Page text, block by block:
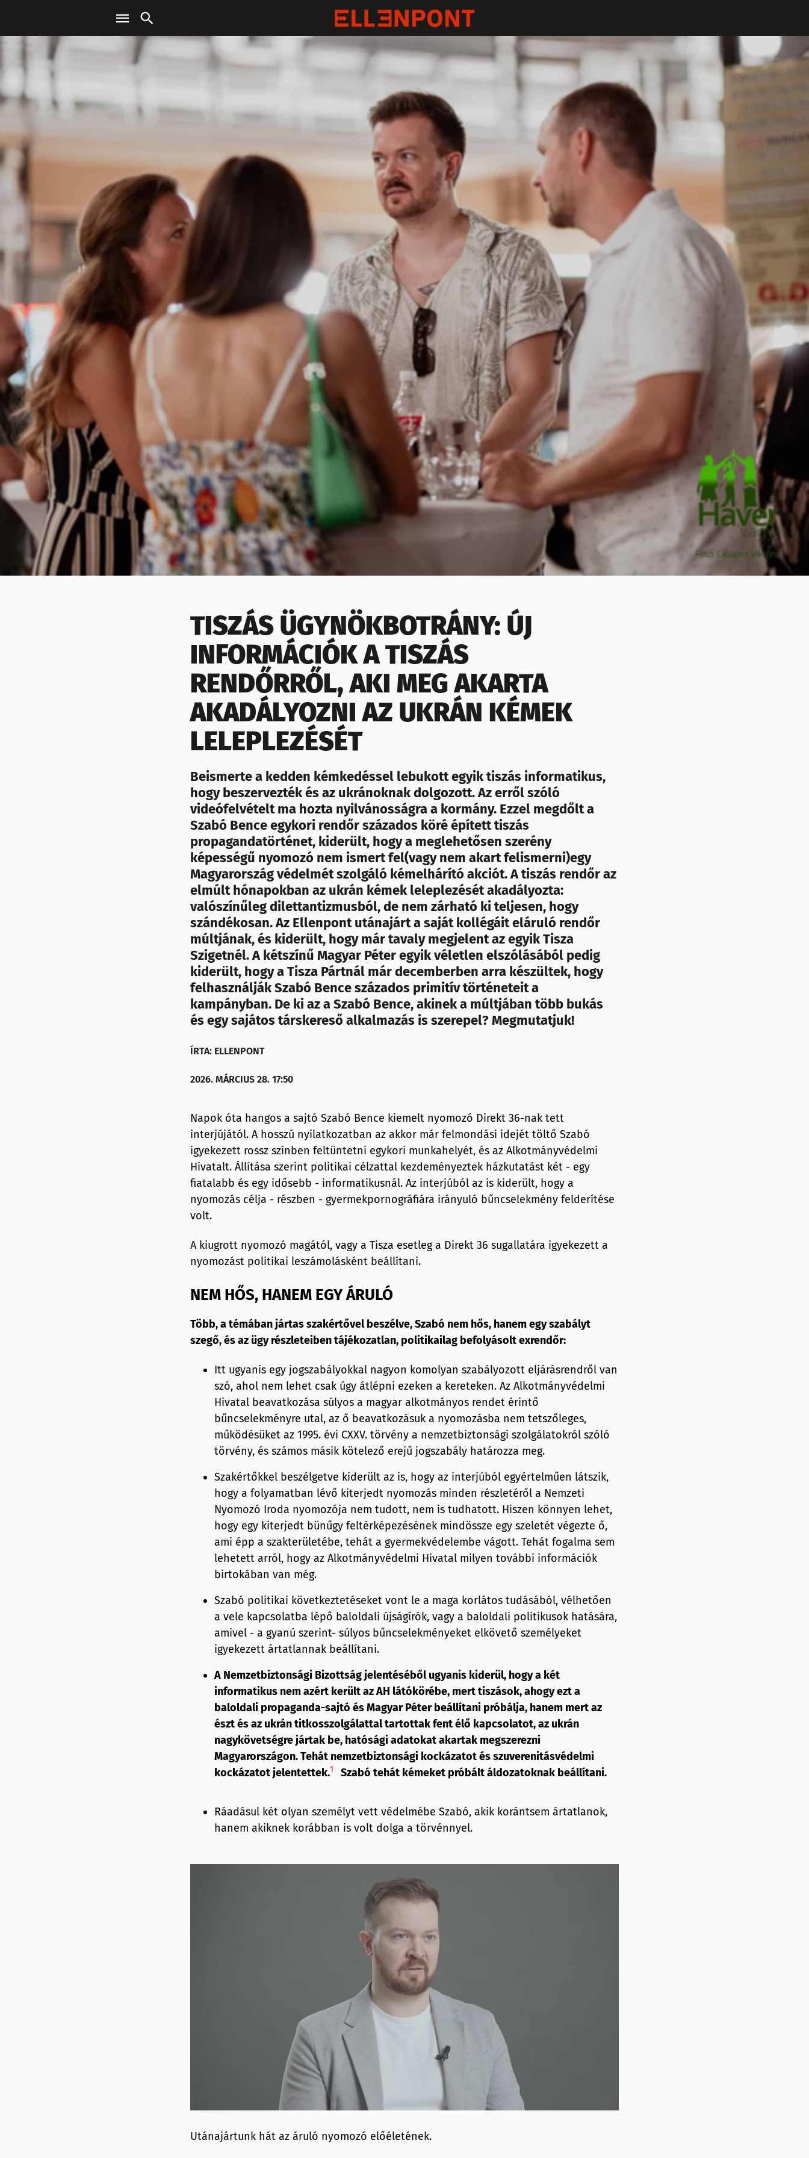
TISZÁS ÜGYNÖKBOTRÁNY: ÚJ
INFORMÁCIÓK A TISZÁS
RENDŐRRŐL, AKI MEG AKARTA
AKADÁLYOZNI AZ UKRÁN KÉMEK
LELEPLEZÉSÉT
Beismerte a kedden kémkedéssel lebukott egyik tiszás informatikus,
hogy beszervezték és az ukránoknak dolgozott. Az erről szóló
videófelvételt ma hozta nyilvánosságra a kormány. Ezzel megdőlt a
Szabó Bence egykori rendőr százados köré épített tiszás
propagandatörténet, kiderült, hogy a meglehetősen szerény
képességű nyomozó nem ismert fel(vagy nem akart felismerni)egy
Magyarország védelmét szolgáló kémelhárító akciót. A tiszás rendőr az
elmúlt hónapokban az ukrán kémek leleplezését akadályozta:
valószínűleg dilettantizmusból, de nem zárható ki teljesen, hogy
szándékosan. Az Ellenpont utánajárt a saját kollégáit eláruló rendőr
múltjának, és kiderült, hogy már tavaly megjelent az egyik Tisza
Szigetnél. A kétszínű Magyar Péter egyik véletlen elszólásából pedig
kiderült, hogy a Tisza Pártnál már decemberben arra készültek, hogy
felhasználják Szabó Bence százados primitív történeteit a
kampányban. De ki az a Szabó Bence, akinek a múltjában több bukás
és egy sajátos társkereső alkalmazás is szerepel? Megmutatjuk!
ÍRTA: ELLENPONT
2026. MÁRCIUS 28. 17:50
Napok óta hangos a sajtó Szabó Bence kiemelt nyomozó Direkt 36-nak tett
interjújától. A hosszú nyilatkozatban az akkor már felmondási idejét töltő Szabó
igyekezett rossz színben feltüntetni egykori munkahelyét, és az Alkotmányvédelmi
Hivatalt. Állítása szerint politikai célzattal kezdeményeztek házkutatást két - egy
fiatalabb és egy idősebb - informatikusnál. Az interjúból az is kiderült, hogy a
nyomozás célja - részben - gyermekpornográfiára irányuló bűncselekmény felderítése
volt.
A kiugrott nyomozó magától, vagy a Tisza esetleg a Direkt 36 sugallatára igyekezett a
nyomozást politikai leszámolásként beállítani.
NEM HŐS, HANEM EGY ÁRULÓ
Több, a témában jártas szakértővel beszélve, Szabó nem hős, hanem egy szabályt
szegő, és az ügy részleteiben tájékozatlan, politikailag befolyásolt exrendőr:
Itt ugyanis egy jogszabályokkal nagyon komolyan szabályozott eljárásrendről van
szó, ahol nem lehet csak úgy átlépni ezeken a kereteken. Az Alkotmányvédelmi
Hivatal beavatkozása súlyos a magyar alkotmányos rendet érintő
bűncselekményre utal, az ő beavatkozásuk a nyomozásba nem tetszőleges,
működésüket az 1995. évi CXXV. törvény a nemzetbiztonsági szolgálatokról szóló
törvény, és számos másik kötelező erejű jogszabály határozza meg.
Szakértőkkel beszélgetve kiderült az is, hogy az interjúból egyértelműen látszik,
hogy a folyamatban lévő kiterjedt nyomozás minden részletéről a Nemzeti
Nyomozó Iroda nyomozója nem tudott, nem is tudhatott. Hiszen könnyen lehet,
hogy egy kiterjedt bünűgy feltérképezésének mindössze egy szeletét végezte ő,
ami épp a szakterületébe, tehát a gyermekvédelembe vágott. Tehát fogalma sem
lehetett arról, hogy az Alkotmányvédelmi Hivatal milyen további információk
birtokában van még.
Szabó politikai következtetéseket vont le a maga korlátos tudásából, vélhetően
a vele kapcsolatba lépő baloldali újságírók, vagy a baloldali politikusok hatására,
amivel - a gyanú szerint- súlyos bűncselekményeket elkövető személyeket
igyekezett ártatlannak beállítani.
A Nemzetbiztonsági Bizottság jelentéséből ugyanis kiderül, hogy a két
informatikus nem azért került az AH látókörébe, mert tiszások, ahogy ezt a
baloldali propaganda-sajtó és Magyar Péter beállítani próbálja, hanem mert az
észt és az ukrán titkosszolgálattal tartottak fent élő kapcsolatot, az ukrán
nagykövetségre jártak be, hatósági adatokat akartak megszerezni
Magyarországon. Tehát nemzetbiztonsági kockázatot és szuverenitásvédelmi
kockázatot jelentettek.1 Szabó tehát kémeket próbált áldozatoknak beállítani.
Ráadásul két olyan személyt vett védelmébe Szabó, akik korántsem ártatlanok,
hanem akiknek korábban is volt dolga a törvénnyel.
Utánajártunk hát az áruló nyomozó előéletének.